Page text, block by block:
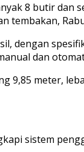
8 butir dan
tembakan,
dan
9,85 meter,
sistem